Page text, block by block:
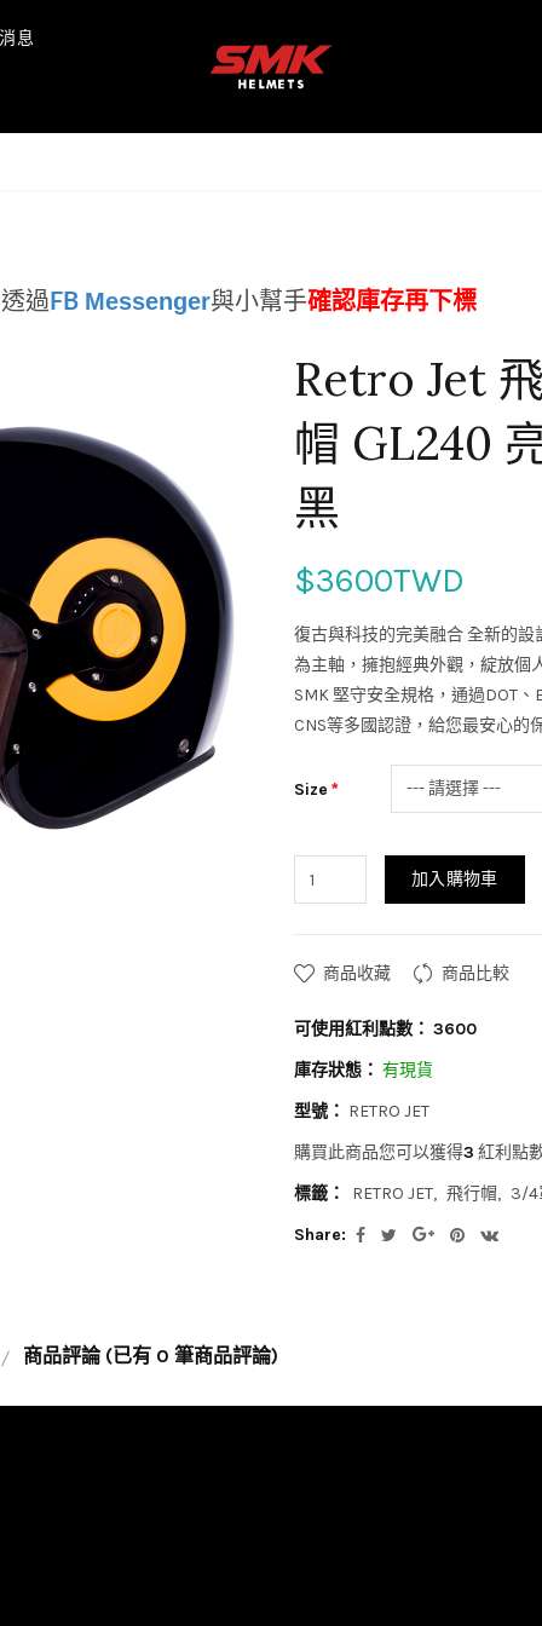
息
過 FB Messenger與小幫手確認庫存再下標
Retro Jet
帽 GL240
黑
$3600TWD
復古與科技的完美融合 全新的設
為主軸，擁抱經典外觀，綻放個
SMK 堅守安全規格，通過DOT、
CNS等多國認證，給您最安心的
Size
加入購物車
商品收藏 商品比較
可使用紅利點數： 3600
庫存狀態： 有現貨
型號： RETRO JET
購買此商品您可以獲得3 紅利點
標籤：
RETRO JET 飛行帽
3/4
Share:
商品評論 (已有 0 筆商品評論)